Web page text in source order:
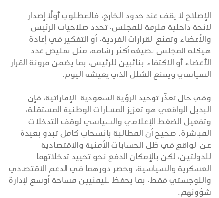
الإصلاح لا يقف عند حدود الخارج، فالمطلوب أولًا إصدار
لائحة داخلية ملزمة للمجلس، تحدد صلاحيات الرئيس
والأعضاء وتمنع القرارات الفردية، أو التفكير في إعادة
هيكلة المجلس بصيغة أكثر رشاقة، مثل تقليص عدد
الأعضاء أو الاكتفاء بنائبين للرئيس، بما يضمن مرونة القرار
السياسي ويمنع الشلل الذي يعيشه اليوم.
وفي حال تعذّر توحيد الرؤية السعودية–الإماراتية، فإن
البديل الواقعي هو تعزيز المسارات الوطنية المستقلة،
وتفعيل الضغط الإعلامي والسياسي لوقف التدخلات
المباشرة. صحيح أن المطالبة بانسحاب كامل تبدو بعيدة
عن الواقع في ظل الحسابات الأمنية والاقتصادية
للدولتين، لكن بالإمكان الدفع نحو تحييد تدخلاتهما
العسكرية والسياسية، وحصر دورهما في الدعم الاقتصادي
واللوجستي فقط، بما يحفظ لليمنيين مساحة أوسع لإدارة
شؤونهم.